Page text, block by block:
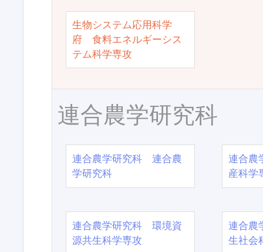
生物システム応用科学
府 食料エネルギーシス
テム科学専攻
連合農学研究科
連合農学研究科 連合農
学研究科
連合農
産科学
連合農学研究科 環境資
源共生科学専攻
連合農
生社会